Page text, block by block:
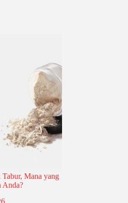
Tabur, Mana yang
Anda?